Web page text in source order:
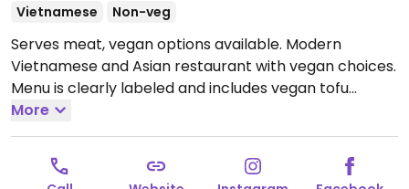
Vietnamese
Non-veg
Serves meat, vegan options available. Modern
Vietnamese and Asian restaurant with vegan choices.
Menu is clearly labeled and includes vegan tofu
summer rolls, fried spring rolls, edamame, Thai tofu
coconut soup, rice noodle tofu soup a range of salads,
stir-fried dishes, vegetable sushi rolls and more.
Mon-Sun 11:30-22:30.
More